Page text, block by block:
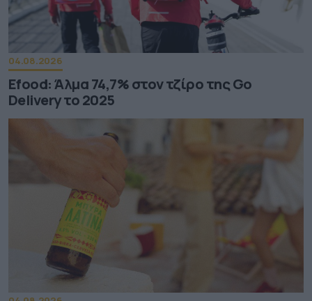
04.08.2026
Efood: Άλμα 74,7% στον τζίρο της Go
Delivery το 2025